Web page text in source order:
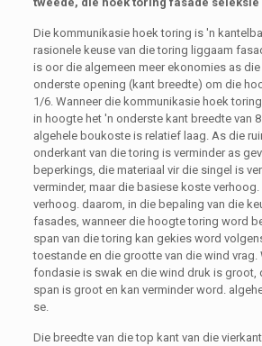
Die kommunikasie hoek toring is 'n
rasionele keuse van die toring liggaam
is oor die algemeen meer ekonomies as
onderste opening (kant breedte) om die
1/6. Wanneer die kommunikasie hoek
in hoogte het 'n onderste kant breedte van
algehele boukoste is relatief laag. As die
onderkant van die toring is verminder as
beperkings, die materiaal vir die singel is
verminder, maar die basiese koste
verhoog. daarom, in die bepaling van die
fasades, wanneer die hoogte toring word
span van die toring kan gekies word
toestande en die grootte van die wind vrag.
fondasie is swak en die wind druk is groot,
span is groot en kan verminder word.
se.
Die breedte van die top kant van die